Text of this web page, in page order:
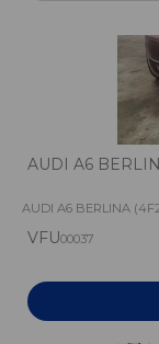
AUDI A6
AUDI A6 BERLINA
VFU00037